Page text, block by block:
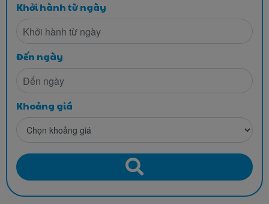
Khởi hành từ ngày
Đến ngày
Khoảng giá